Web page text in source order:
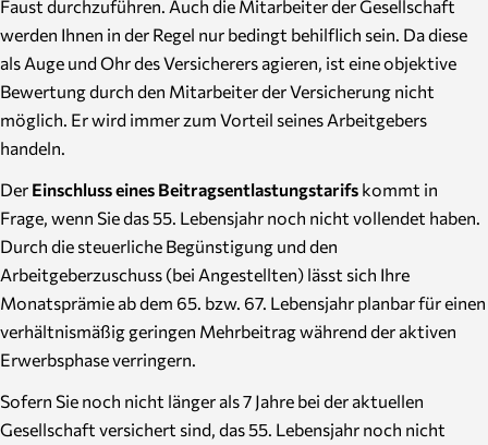
Faust durchzuführen. Auch die Mitarbeiter der Gesellschaft
werden Ihnen in der Regel nur bedingt behilflich sein. Da diese
als Auge und Ohr des Versicherers agieren, ist eine objektive
Bewertung durch den Mitarbeiter der Versicherung nicht
möglich. Er wird immer zum Vorteil seines Arbeitgebers
handeln.
Der Einschluss eines Beitragsentlastungstarifs kommt in
Frage, wenn Sie das 55. Lebensjahr noch nicht vollendet haben.
Durch die steuerliche Begünstigung und den
Arbeitgeberzuschuss (bei Angestellten) lässt sich Ihre
Monatsprämie ab dem 65. bzw. 67. Lebensjahr planbar für einen
verhältnismäßig geringen Mehrbeitrag während der aktiven
Erwerbsphase verringern.
Sofern Sie noch nicht länger als 7 Jahre bei der aktuellen
Gesellschaft versichert sind, das 55. Lebensjahr noch nicht